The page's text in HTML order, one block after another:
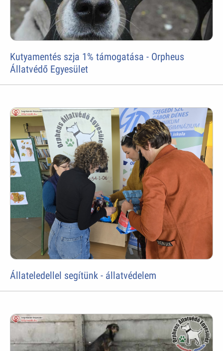
Kutyamentés szja 1% támogatása - Orpheus
Állatvédő Egyesület
Állateledellel segítünk - állatvédelem